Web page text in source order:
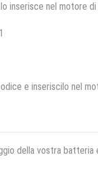
inserisce nel motore
e inseriscilo nel
della vostra batteria